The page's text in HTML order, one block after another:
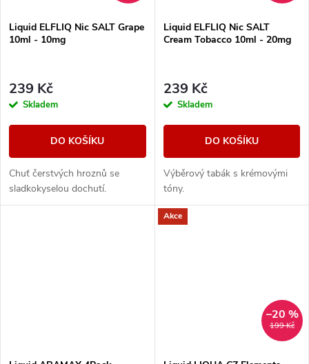
Liquid ELFLIQ Nic SALT Grape
10ml - 10mg
239 Kč
Skladem
DO KOŠÍKU
Chuť čerstvých hroznů se
sladkokyselou dochutí.
Liquid ELFLIQ Nic SALT
Cream Tobacco 10ml - 20mg
239 Kč
Skladem
DO KOŠÍKU
Výběrový tabák s krémovými
tóny.
Akce
199 Kč
–20 %